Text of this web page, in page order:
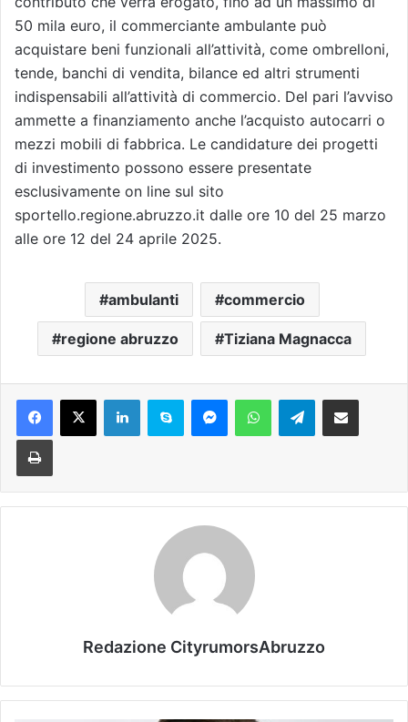
50 mila euro, il commerciante ambulante può
acquistare beni funzionali all’attività, come ombrelloni,
tende, banchi di vendita, bilance ed altri strumenti
indispensabili all’attività di commercio. Del pari l’avviso
ammette a finanziamento anche l’acquisto autocarri o
mezzi mobili di fabbrica. Le candidature dei progetti
di investimento possono essere presentate
esclusivamente on line sul sito
sportello.regione.abruzzo.it dalle ore 10 del 25 marzo
alle ore 12 del 24 aprile 2025.
ambulanti commercio
regione abruzzo Tiziana Magnacca
Telegram
Redazione CityrumorsAbruzzo